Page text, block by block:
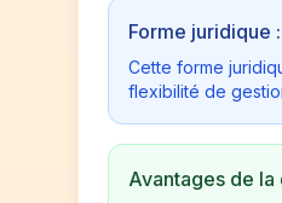
Forme juridique :
Cette forme
flexibilité de
Avantages de